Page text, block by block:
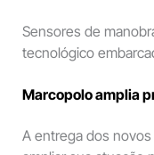
Sensores de
tecnológico
Marcopolo amplia
A entrega dos